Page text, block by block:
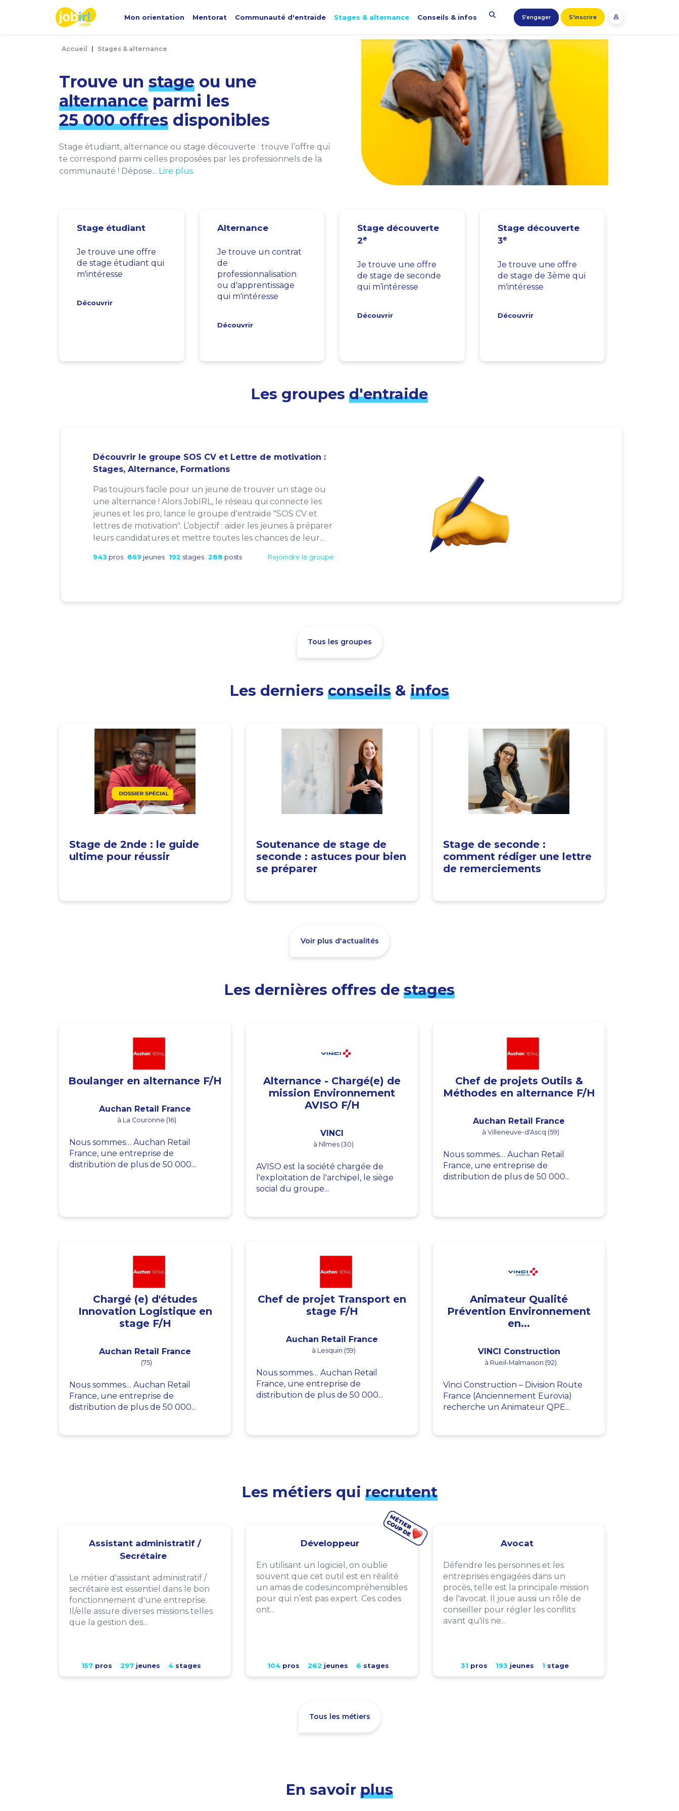
Mon orientation Mentorat Communauté d'entraide Stages & alternance Conseils & infos S’engager S'inscrire
Accueil Stages & alternance
Trouve un stage ou une
alternance parmi les
25 000 offres disponibles
Stage étudiant, alternance ou stage découverte : trouve l’offre qui
te correspond parmi celles proposées par les professionnels de la
communauté ! Dépose... Lire plus
Stage étudiant
Je trouve une offre
de stage étudiant qui
m'intéresse
Découvrir
Alternance
Je trouve un contrat
de
professionnalisation
ou d'apprentissage
qui m'intéresse
Découvrir
Stage découverte
2e
Je trouve une offre
de stage de seconde
qui m’intéresse
Découvrir
Stage découverte
3e
Je trouve une offre
de stage de 3ème qui
m'intéresse
Découvrir
Les groupes d'entraide
Découvrir le groupe SOS CV et Lettre de motivation :
Stages, Alternance, Formations
Pas toujours facile pour un jeune de trouver un stage ou
une alternance ! Alors JobIRL, le réseau qui connecte les
jeunes et les pro, lance le groupe d'entraide "SOS CV et
lettres de motivation". L’objectif : aider les jeunes à préparer
leurs candidatures et mettre toutes les chances de leur...
943 pros 869 jeunes 192 stages 288 posts Rejoindre le groupe
Tous les groupes
Les derniers conseils & infos
Stage de 2nde : le guide
ultime pour réussir
Soutenance de stage de
seconde : astuces pour bien
se préparer
Stage de seconde :
comment rédiger une lettre
de remerciements
Voir plus d'actualités
Les dernières offres de stages
Boulanger en alternance F/H
Auchan Retail France
à La Couronne (16)
Nous sommes… Auchan Retail
France, une entreprise de
distribution de plus de 50 000...
Alternance - Chargé(e) de
mission Environnement
AVISO F/H
VINCI
à Nîmes (30)
AVISO est la société chargée de
l'exploitation de l'archipel, le siège
social du groupe...
Chef de projets Outils &
Méthodes en alternance F/H
Auchan Retail France
à Villeneuve-d'Ascq (59)
Nous sommes… Auchan Retail
France, une entreprise de
distribution de plus de 50 000...
Chargé (e) d'études
Innovation Logistique en
stage F/H
Auchan Retail France
(75)
Nous sommes… Auchan Retail
France, une entreprise de
distribution de plus de 50 000...
Chef de projet Transport en
stage F/H
Auchan Retail France
à Lesquin (59)
Nous sommes… Auchan Retail
France, une entreprise de
distribution de plus de 50 000...
Animateur Qualité
Prévention Environnement
en...
VINCI Construction
à Rueil-Malmaison (92)
Vinci Construction – Division Route
France (Anciennement Eurovia)
recherche un Animateur QPE...
Les métiers qui recrutent
Assistant administratif /
Secrétaire
Le métier d'assistant administratif /
secrétaire est essentiel dans le bon
fonctionnement d'une entreprise.
Il/elle assure diverses missions telles
que la gestion des...
157pros 297jeunes 4stages
Développeur
En utilisant un logiciel, on oublie
souvent que cet outil est en réalité
un amas de codes,incompréhensibles
pour qui n’est pas expert. Ces codes
ont...
104pros 262 jeunes 6 stages
Avocat
Défendre les personnes et les
entreprises engagées dans un
procès, telle est la principale mission
de l'avocat. Il joue aussi un rôle de
conseiller pour régler les conflits
avant qu'ils ne...
31 pros 193 jeunes 1 stage
Tous les métiers
En savoir plus
Panneau de gestion des cookies